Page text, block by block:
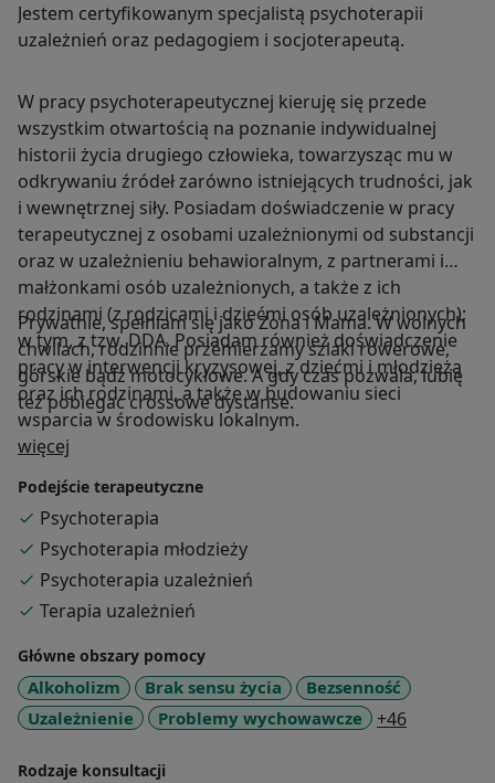
Jestem certyfikowanym specjalistą psychoterapii
uzależnień oraz pedagogiem i socjoterapeutą.
W pracy psychoterapeutycznej kieruję się przede
wszystkim otwartością na poznanie indywidualnej
historii życia drugiego człowieka, towarzysząc mu w
odkrywaniu źródeł zarówno istniejących trudności, jak
i wewnętrznej siły. Posiadam doświadczenie w pracy
terapeutycznej z osobami uzależnionymi od substancji
oraz w uzależnieniu behawioralnym, z partnerami i
małżonkami osób uzależnionych, a także z ich
rodzinami (z rodzicami i dziećmi osób uzależnionych);
w tym, z tzw. DDA. Posiadam również doświadczenie
pracy w interwencji kryzysowej, z dziećmi i młodzieżą
oraz ich rodzinami, a także w budowaniu sieci
wsparcia w środowisku lokalnym.
Prywatnie, spełniam się jako Żona i Mama. W wolnych
chwilach, rodzinnie przemierzamy szlaki rowerowe,
górskie bądź motocyklowe. A gdy czas pozwala, lubię
też pobiegać crossowe dystanse.
więcej
Podejście terapeutyczne
Psychoterapia
Psychoterapia młodzieży
Psychoterapia uzależnień
Terapia uzależnień
Główne obszary pomocy
Alkoholizm Brak sensu życia
Bezsenność
Uzależnienie
Problemy wychowawcze +46
Rodzaje konsultacji